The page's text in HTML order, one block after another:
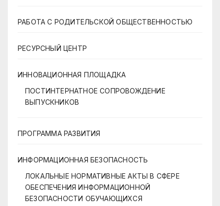
РАБОТА С РОДИТЕЛЬСКОЙ ОБЩЕСТВЕННОСТЬЮ
РЕСУРСНЫЙ ЦЕНТР
ИННОВАЦИОННАЯ ПЛОЩАДКА
ПОСТИНТЕРНАТНОЕ СОПРОВОЖДЕНИЕ
ВЫПУСКНИКОВ
ПРОГРАММА РАЗВИТИЯ
ИНФОРМАЦИОННАЯ БЕЗОПАСНОСТЬ
ЛОКАЛЬНЫЕ НОРМАТИВНЫЕ АКТЫ В СФЕРЕ
ОБЕСПЕЧЕНИЯ ИНФОРМАЦИОННОЙ
БЕЗОПАСНОСТИ ОБУЧАЮЩИХСЯ